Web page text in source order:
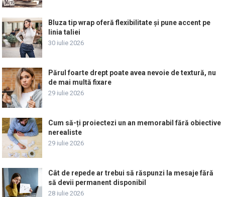
Bluza tip wrap oferă flexibilitate și pune accent pe
linia taliei
30 iulie 2026
Părul foarte drept poate avea nevoie de textură, nu
de mai multă fixare
29 iulie 2026
Cum să-ți proiectezi un an memorabil fără obiective
nerealiste
29 iulie 2026
Cât de repede ar trebui să răspunzi la mesaje fără
să devii permanent disponibil
28 iulie 2026